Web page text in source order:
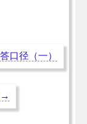
口径（一）
→